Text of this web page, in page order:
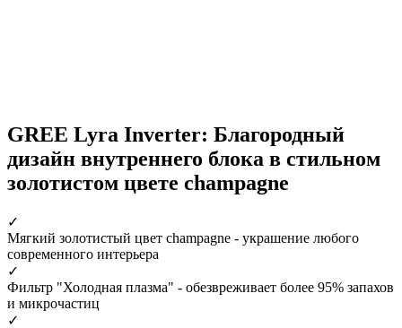
GREE Lyra Inverter: Благородный
дизайн внутреннего блока в стильном
золотистом цвете champagne
✓
Мягкий золотистый цвет champagne - украшение любого
современного интерьера
✓
Фильтр "Холодная плазма" - обезвреживает более 95% запахов
и микрочастиц
✓